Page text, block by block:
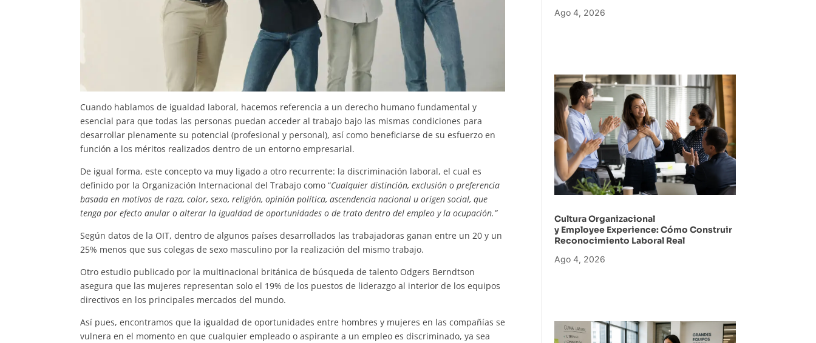
Cuando hablamos de igualdad laboral, hacemos referencia a un derecho humano fundamental y
esencial para que todas las personas puedan acceder al trabajo bajo las mismas condiciones para
desarrollar plenamente su potencial (profesional y personal), así como beneficiarse de su esfuerzo en
función a los méritos realizados dentro de un entorno empresarial.
De igual forma, este concepto va muy ligado a otro recurrente: la discriminación laboral, el cual es
definido por la Organización Internacional del Trabajo como “Cualquier distinción, exclusión o preferencia
basada en motivos de raza, color, sexo, religión, opinión política, ascendencia nacional u origen social, que
tenga por efecto anular o alterar la igualdad de oportunidades o de trato dentro del empleo y la ocupación.”
Según datos de la OIT, dentro de algunos países desarrollados las trabajadoras ganan entre un 20 y un
25% menos que sus colegas de sexo masculino por la realización del mismo trabajo.
Otro estudio publicado por la multinacional británica de búsqueda de talento Odgers Berndtson
asegura que las mujeres representan solo el 19% de los puestos de liderazgo al interior de los equipos
directivos en los principales mercados del mundo.
Así pues, encontramos que la igualdad de oportunidades entre hombres y mujeres en las compañías se
vulnera en el momento en que cualquier empleado o aspirante a un empleo es discriminado, ya sea
Ago 4, 2026
Cultura Organizacional
y Employee Experience: Cómo Construir
Reconocimiento Laboral Real
Ago 4, 2026